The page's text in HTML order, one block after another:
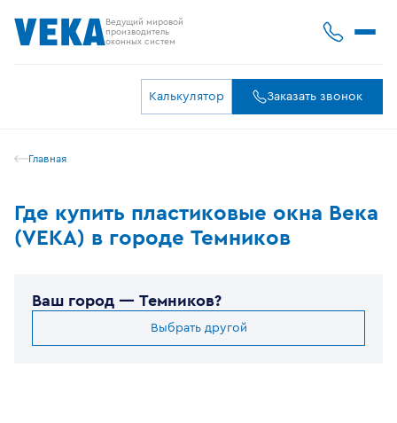
Ведущий мировой
производитель
оконных систем
Калькулятор Заказать звонок
Главная
Где купить пластиковые окна Века
(VEKA) в городе Темников
Ваш город — Темников?
Выбрать другой